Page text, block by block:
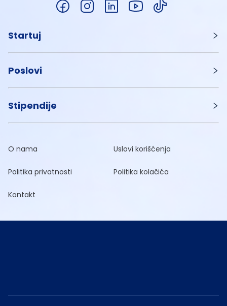
Startuj
Poslovi
Stipendije
O nama Uslovi korišćenja
Politika privatnosti Politika kolačića
Kontakt